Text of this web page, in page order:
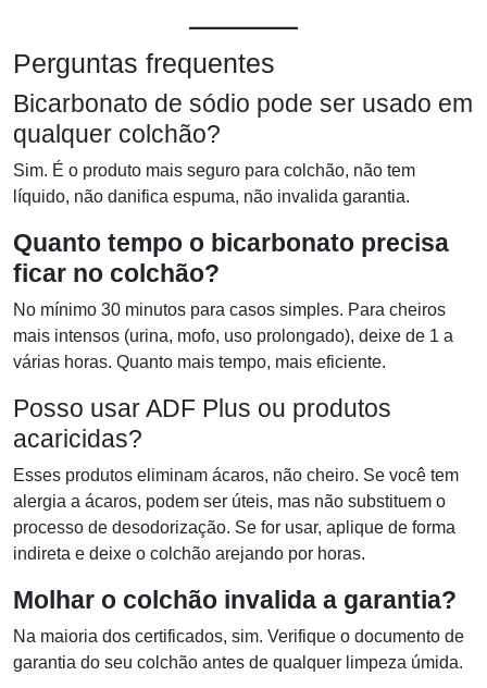
Perguntas frequentes
Bicarbonato de sódio pode ser usado em
qualquer colchão?
Sim. É o produto mais seguro para colchão, não tem
líquido, não danifica espuma, não invalida garantia.
Quanto tempo o bicarbonato precisa
ficar no colchão?
No mínimo 30 minutos para casos simples. Para cheiros
mais intensos (urina, mofo, uso prolongado), deixe de 1 a
várias horas. Quanto mais tempo, mais eficiente.
Posso usar ADF Plus ou produtos
acaricidas?
Esses produtos eliminam ácaros, não cheiro. Se você tem
alergia a ácaros, podem ser úteis, mas não substituem o
processo de desodorização. Se for usar, aplique de forma
indireta e deixe o colchão arejando por horas.
Molhar o colchão invalida a garantia?
Na maioria dos certificados, sim. Verifique o documento de
garantia do seu colchão antes de qualquer limpeza úmida.